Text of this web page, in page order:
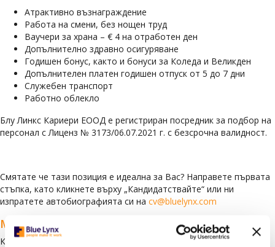
Атрактивно възнаграждение
Работа на смени, без нощен труд
Ваучери за храна – € 4 на отработен ден
Допълнително здравно осигуряване
Годишен бонус, както и бонуси за Коледа и Великден
Допълнителен платен годишен отпуск от 5 до 7 дни
Служебен транспорт
Работно облекло
Блу Линкс Кариери ЕООД е регистриран посредник за подбор на
персонал с Лиценз № 3173/06.07.2021 г. с безсрочна валидност.
Смятате че тази позиция е идеална за Вас? Направете първата
стъпка, като кликнете върху „Кандидатствайте“ или ни
изпратете автобиографията си на cv@bluelynx.com
Моля имайте предвид:
Като част от процеса по подбор на персонал в Blue Lynx, може